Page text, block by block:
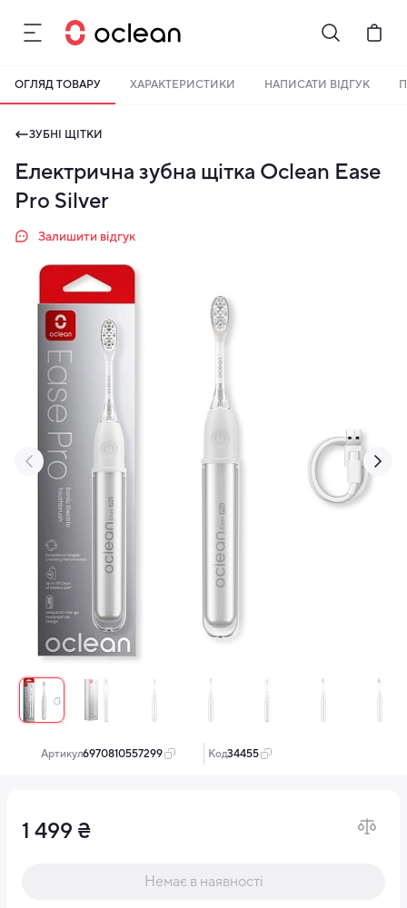
ОГЛЯД ТОВАРУ ХАРАКТЕРИСТИКИ НАПИСАТИ ВІДГУК
ЗУБНІ ЩІТКИ
Електрична зубна щітка Oclean Ease
Pro Silver
Залишити відгук
‹ ›
Артикул:6970810557299 Код:34455
1 499 ₴
Немає в наявності